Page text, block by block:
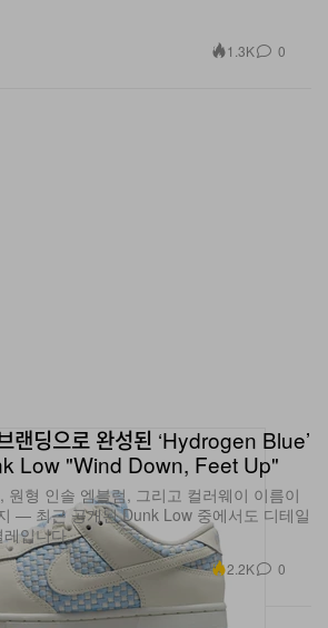
Low "Wind Down, Feet Up"
형 인솔 엠블럼, 그리고 컬러웨이 이름이
— 최근 공개된 Dunk Low 중에서도 디테일
입니다.